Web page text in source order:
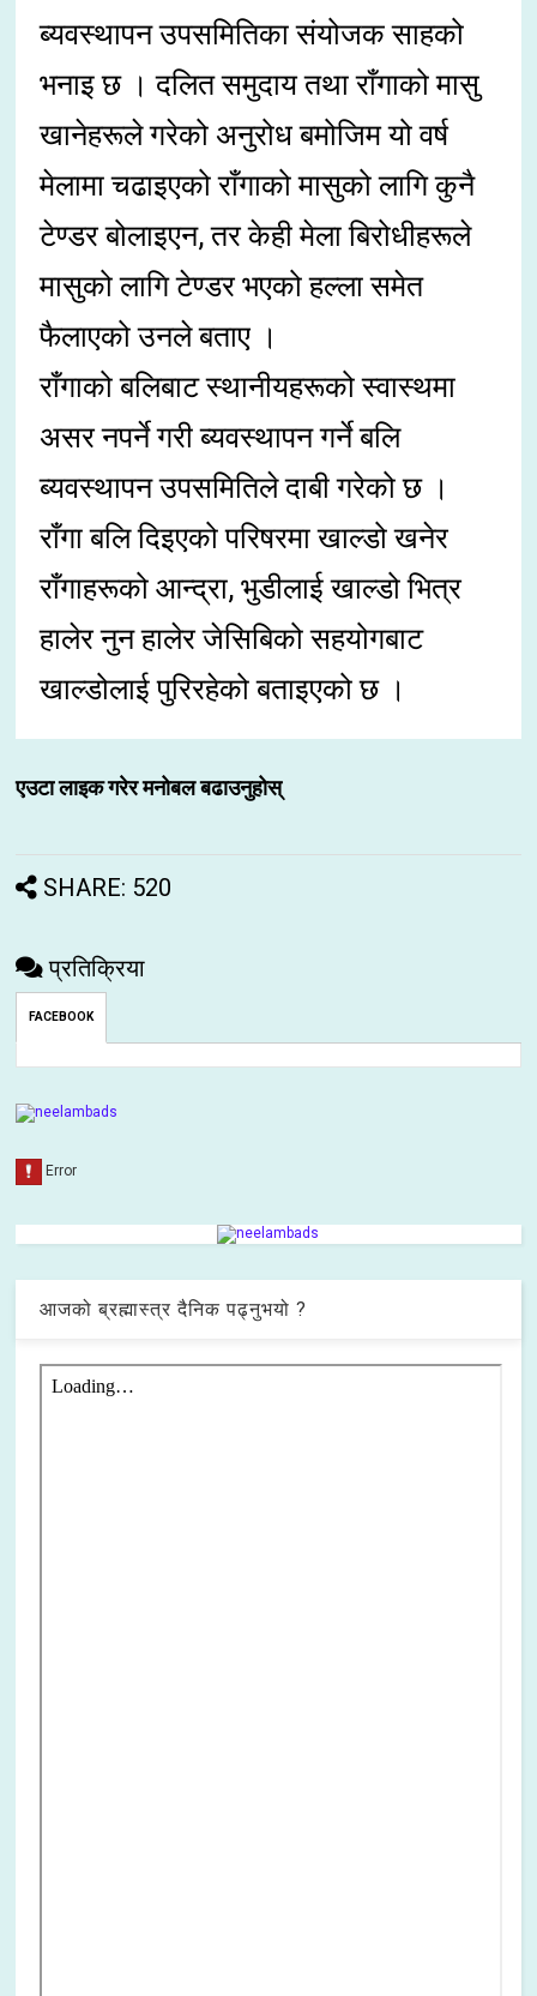
ब्यवस्थापन उपसमितिका संयोजक साहको
भनाइ छ । दलित समुदाय तथा राँगाको मासु
खानेहरूले गरेको अनुरोध बमोजिम यो वर्ष
मेलामा चढाइएको राँगाको मासुको लागि कुनै
टेण्डर बोलाइएन, तर केही मेला बिरोधीहरूले
मासुको लागि टेण्डर भएको हल्ला समेत
फैलाएको उनले बताए ।
राँगाको बलिबाट स्थानीयहरूको स्वास्थमा
असर नपर्ने गरी ब्यवस्थापन गर्ने बलि
ब्यवस्थापन उपसमितिले दाबी गरेको छ ।
राँगा बलि दिइएको परिषरमा खाल्डो खनेर
राँगाहरूको आन्द्रा, भुडीलाई खाल्डो भित्र
हालेर नुन हालेर जेसिबिको सहयोगबाट
खाल्डोलाई पुरिरहेको बताइएको छ ।
एउटा लाइक गरेर मनोबल बढाउनुहोस्
SHARE: 520
प्रतिक्रिया
FACEBOOK
आजको ब्रह्मास्त्र दैनिक पढ्नुभयो ?